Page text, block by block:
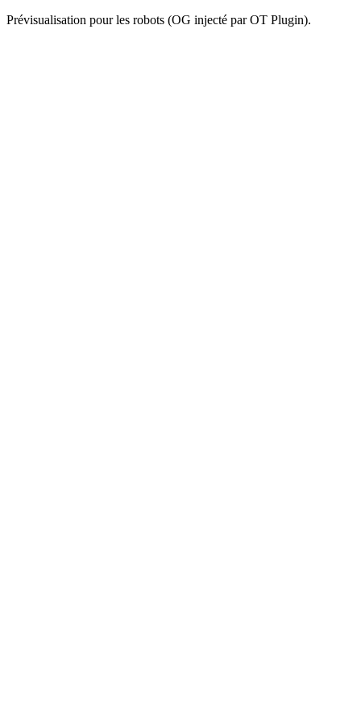
Prévisualisation pour les robots (OG injecté par OT Plugin).